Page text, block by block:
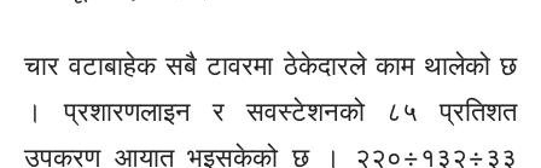
चार वटाबाहेक सबै टावरमा ठेकेदारले काम थालेको छ
। प्रशारणलाइन र सवस्टेशनको ८५ प्रतिशत
उपकरण आयात भइसकेको छ । २२०÷१३२÷३३